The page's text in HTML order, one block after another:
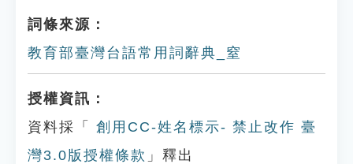
詞條來源：
教育部臺灣台語常用詞辭典_窒
授權資訊：
資料採「
創用CC-姓名標示- 禁止改作 臺
灣3.0版授權條款 」釋出